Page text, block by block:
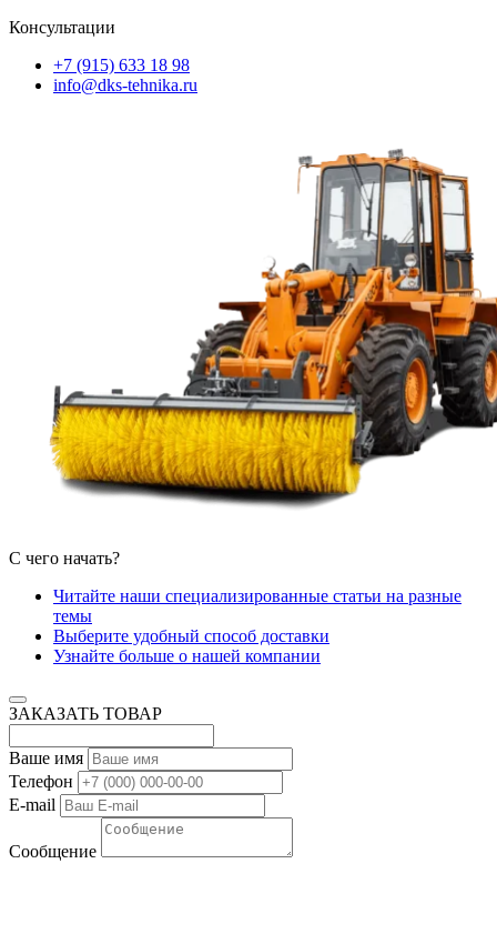
Консультации
+7 (915) 633 18 98
info@dks-tehnika.ru
С чего начать?
Читайте наши специализированные статьи на разные
темы
Выберите удобный способ доставки
Узнайте больше о нашей компании
ЗАКАЗАТЬ ТОВАР
Ваше имя
Телефон
E-mail
Сообщение